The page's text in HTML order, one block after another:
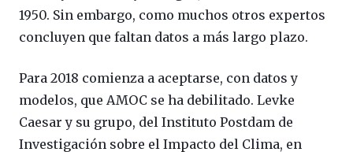
1950. Sin embargo, como muchos otros expertos
concluyen que faltan datos a más largo plazo.
Para 2018 comienza a aceptarse, con datos y
modelos, que AMOC se ha debilitado. Levke
Caesar y su grupo, del Instituto Postdam de
Investigación sobre el Impacto del Clima, en